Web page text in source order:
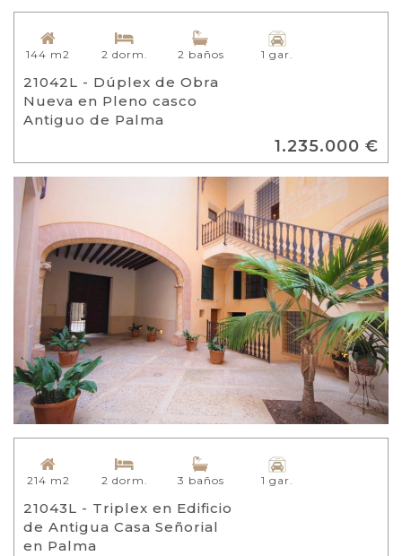
144 m2 2 dorm. 2 baños 1 gar.
21042L - Dúplex de Obra
Nueva en Pleno casco
Antiguo de Palma
1.235.000 €
214 m2 2 dorm. 3 baños 1 gar.
21043L - Triplex en Edificio
de Antigua Casa Señorial
en Palma